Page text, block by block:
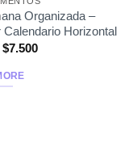
Organizada –
Calendario Horizontal
$7.500